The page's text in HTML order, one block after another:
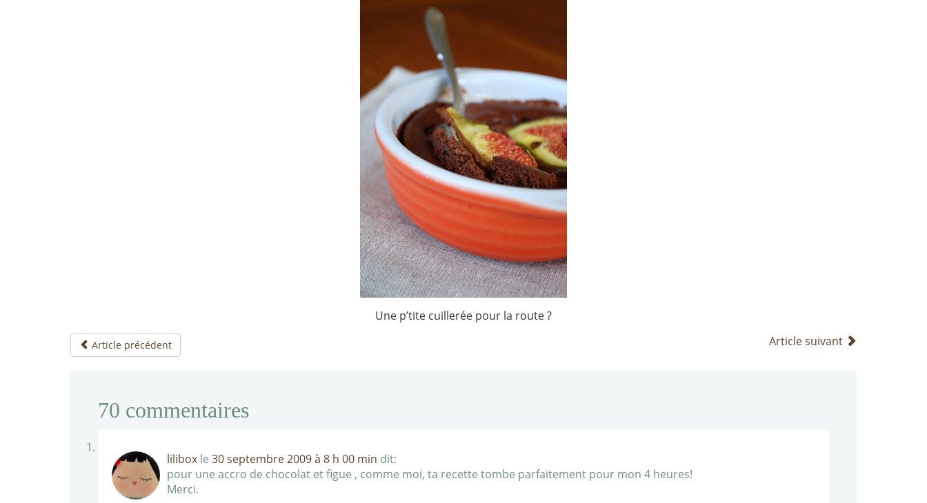
Une p’tite cuillerée pour la route ?
Article précédent Article suivant
70 commentaires
lilibox le 30 septembre 2009 à 8 h 00 min dit:
pour une accro de chocolat et figue , comme moi, ta recette tombe parfaitement pour mon 4 heures!
Merci.